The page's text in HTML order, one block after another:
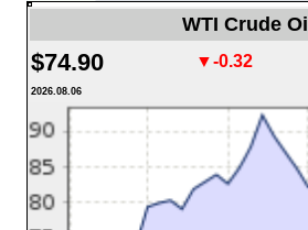
WTI Crude Oil
$74.90 ▼-0.32
2026.08.06